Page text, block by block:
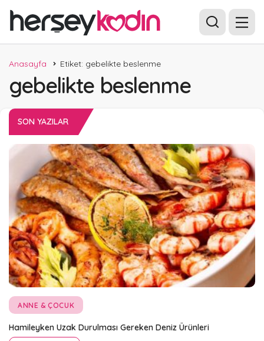
Anasayfa Etiket: gebelikte beslenme
gebelikte beslenme
SON YAZILAR
ANNE & ÇOCUK
Hamileyken Uzak Durulması Gereken Deniz Ürünleri